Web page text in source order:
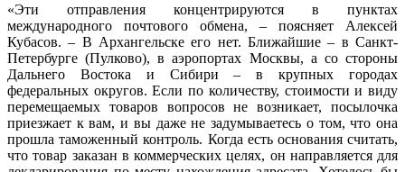
«Эти отправления концентрируются в пунктах
международного почтового обмена, – поясняет Алексей
Кубасов. – В Архангельске его нет. Ближайшие – в Санкт-
Петербурге (Пулково), в аэропортах Москвы, а со стороны
Дальнего Востока и Сибири – в крупных городах
федеральных округов. Если по количеству, стоимости и виду
перемещаемых товаров вопросов не возникает, посылочка
приезжает к вам, и вы даже не задумываетесь о том, что она
прошла таможенный контроль. Когда есть основания считать,
что товар заказан в коммерческих целях, он направляется для